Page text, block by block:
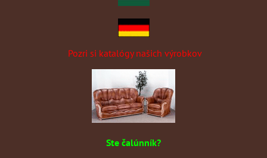
Pozri si katalógy našich výrobkov
Ste čalúnník?